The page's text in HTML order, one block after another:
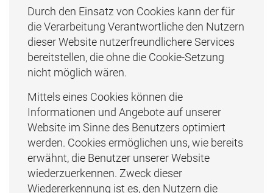
Durch den Einsatz von Cookies kann der für
die Verarbeitung Verantwortliche den Nutzern
dieser Website nutzerfreundlichere Services
bereitstellen, die ohne die Cookie-Setzung
nicht möglich wären.
Mittels eines Cookies können die
Informationen und Angebote auf unserer
Website im Sinne des Benutzers optimiert
werden. Cookies ermöglichen uns, wie bereits
erwähnt, die Benutzer unserer Website
wiederzuerkennen. Zweck dieser
Wiedererkennung ist es, den Nutzern die